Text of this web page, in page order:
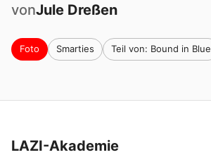
vonJule Dreßen
Foto Smarties Teil von: Bound in Blue
LAZI-Akademie